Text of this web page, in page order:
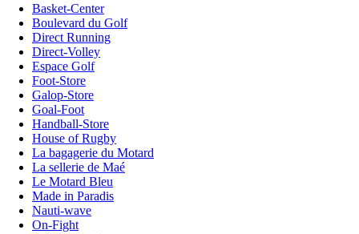
Basket-Center
Boulevard du Golf
Direct Running
Direct-Volley
Espace Golf
Foot-Store
Galop-Store
Goal-Foot
Handball-Store
House of Rugby
La bagagerie du Motard
La sellerie de Maé
Le Motard Bleu
Made in Paradis
Nauti-wave
On-Fight